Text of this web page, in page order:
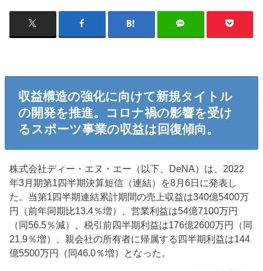
収益構造の強化に向けて新規タイトル
の開発を推進。コロナ禍の影響を受け
るスポーツ事業の収益は回復傾向。
株式会社ディー・エヌ・エー（以下、DeNA）は、2022
年3月期第1四半期決算短信（連結）を8月6日に発表し
た。当第1四半期連結累計期間の売上収益は340億5400万
円（前年同期比13.4％増）、営業利益は54億7100万円
（同56.5％減）、税引前四半期利益は176億2600万円（同
21.9％増）、親会社の所有者に帰属する四半期利益は144
億5500万円（同46.0％増）となった。